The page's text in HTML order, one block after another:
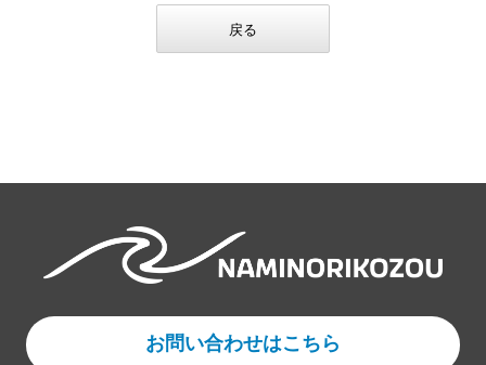
戻る
お問い合わせはこちら